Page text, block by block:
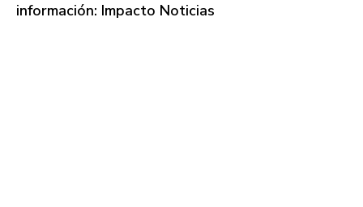
información: Impacto Noticias